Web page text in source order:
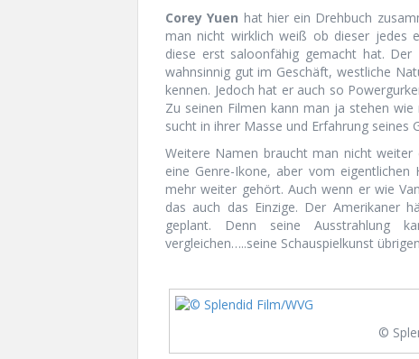
Corey Yuen hat hier ein Drehbuch
man nicht wirklich weiß ob dieser jedes
diese erst saloonfähig gemacht hat.
wahnsinnig gut im Geschäft, westliche
kennen. Jedoch hat er auch so
Zu seinen Filmen kann man ja stehen
sucht in ihrer Masse und Erfahrung seines
Weitere Namen braucht man nicht weiter
eine Genre-Ikone, aber vom eigentlichen
mehr weiter gehört. Auch wenn er wie
das auch das Einzige. Der Amerikaner
geplant. Denn seine Ausstrahlung
vergleichen…..seine Schauspielkunst
©